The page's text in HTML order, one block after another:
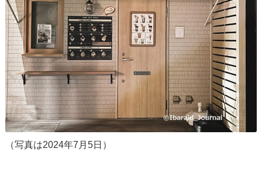
（写真は2024年7月5日）